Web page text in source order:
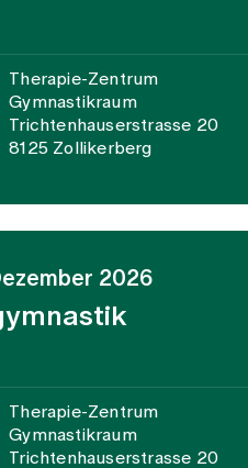
Therapie-Zentrum
Gymnastikraum
Trichtenhauserstrasse 20
8125 Zollikerberg
2026
Therapie-Zentrum
Gymnastikraum
Trichtenhauserstrasse 20